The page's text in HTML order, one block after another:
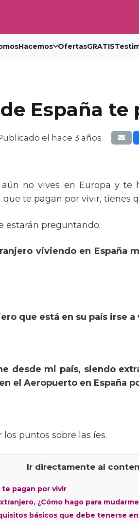
Hacemos OfertasGRATIS
España
el hace 3 años
aún no vives en Europa y
que te pagan por vivir, tienes
estarán preguntando:
viviendo en España
que está en su país irse a
desde mi país, siendo
el Aeropuerto en España
puntos sobre las íes.
Ir directamente al
te pagan por vivir
¿Cómo hago para
básicos que debe tenerse